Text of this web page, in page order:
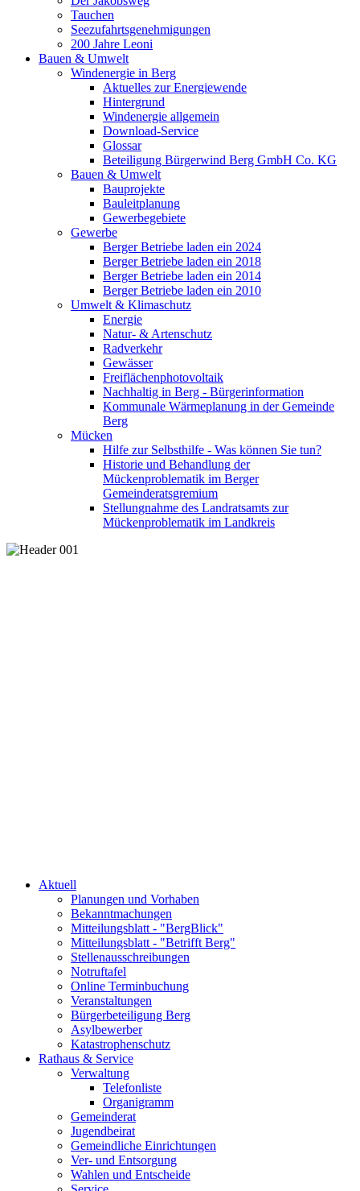
Tauchen
Seezufahrtsgenehmigungen
200 Jahre Leoni
Bauen & Umwelt
Windenergie in Berg
Aktuelles zur Energiewende
Hintergrund
Windenergie allgemein
Download-Service
Glossar
Beteiligung Bürgerwind Berg GmbH Co. KG
Bauen & Umwelt
Bauprojekte
Bauleitplanung
Gewerbegebiete
Gewerbe
Berger Betriebe laden ein 2024
Berger Betriebe laden ein 2018
Berger Betriebe laden ein 2014
Berger Betriebe laden ein 2010
Umwelt & Klimaschutz
Energie
Natur- & Artenschutz
Radverkehr
Gewässer
Freiflächenphotovoltaik
Nachhaltig in Berg - Bürgerinformation
Kommunale Wärmeplanung in der Gemeinde
Berg
Mücken
Hilfe zur Selbsthilfe - Was können Sie tun?
Historie und Behandlung der
Mückenproblematik im Berger
Gemeinderatsgremium
Stellungnahme des Landratsamts zur
Mückenproblematik im Landkreis
Aktuell
Planungen und Vorhaben
Bekanntmachungen
Mitteilungsblatt - "BergBlick"
Mitteilungsblatt - "Betrifft Berg"
Stellenausschreibungen
Notruftafel
Online Terminbuchung
Veranstaltungen
Bürgerbeteiligung Berg
Asylbewerber
Katastrophenschutz
Rathaus & Service
Verwaltung
Telefonliste
Organigramm
Gemeinderat
Jugendbeirat
Gemeindliche Einrichtungen
Ver- und Entsorgung
Wahlen und Entscheide